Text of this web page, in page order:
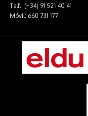
Telf.: (+34) 91 521 40 41
Móvil: 660 731 177